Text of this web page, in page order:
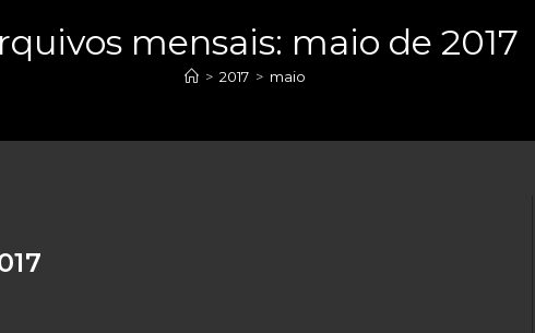
mensais: maio de 2017
> 2017 > maio